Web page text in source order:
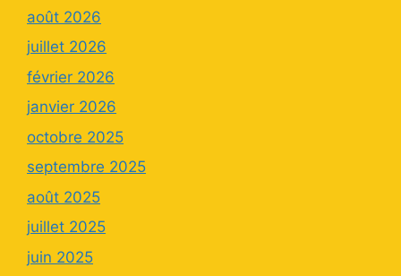
août 2026
juillet 2026
février 2026
janvier 2026
octobre 2025
septembre 2025
août 2025
juillet 2025
juin 2025